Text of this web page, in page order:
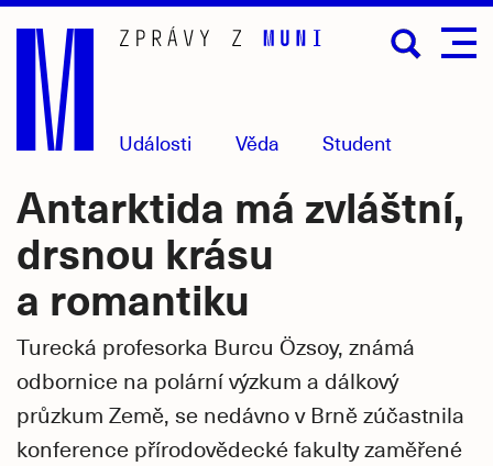
Přejít
hlavní
obsah
Události Věda Student
Antarktida má zvláštní,
drsnou krásu
a romantiku
Turecká profesorka Burcu Özsoy, známá
odbornice na polární výzkum a dálkový
průzkum Země, se nedávno v Brně zúčastnila
konference přírodovědecké fakulty zaměřené